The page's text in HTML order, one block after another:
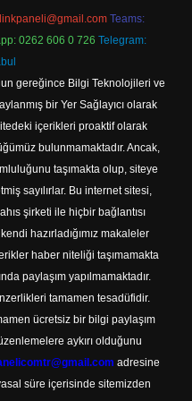
Teams:
0262 606 0 726 Telegram:
gereğince Bilgi Teknolojileri ve
bir Yer Sağlayıcı olarak
içerikleri proaktif olarak
bulunmamaktadır. Ancak,
taşımakta olup, siteye
sayılırlar. Bu internet sitesi,
şirketi ile hiçbir bağlantısı
hazırladığımız makaleler
haber niteliği taşımamakta
paylaşım yapılmamaktadır.
tamamen tesadüfidir.
ücretsiz bir bilgi paylaşım
aykırı olduğunu
adresine
süre içerisinde sitemizden